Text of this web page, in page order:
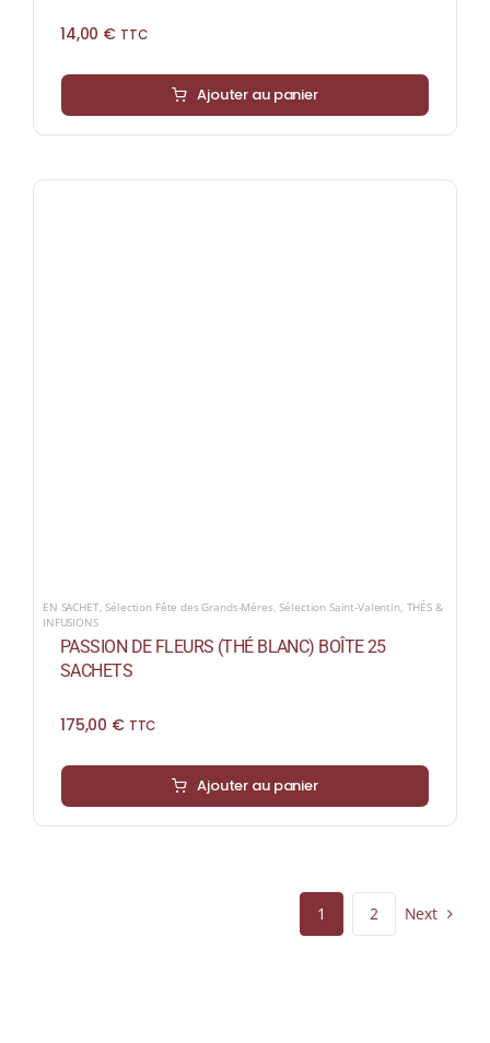
14,00 € TTC
Ajouter au panier
EN SACHET,Sélection Fête des Grands-Mères ,Sélection Saint-Valentin, THÉS &
INFUSIONS
PASSION DE FLEURS (THÉ BLANC) BOÎTE 25
SACHETS
175,00 € TTC
Ajouter au panier
1 2 Next